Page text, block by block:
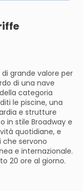
di grande valore per
di una nave
categoria
le piscine, una
e strutture
in stile Broadway e
quotidiane, e
che servono
e internazionale.
20 ore al giorno.